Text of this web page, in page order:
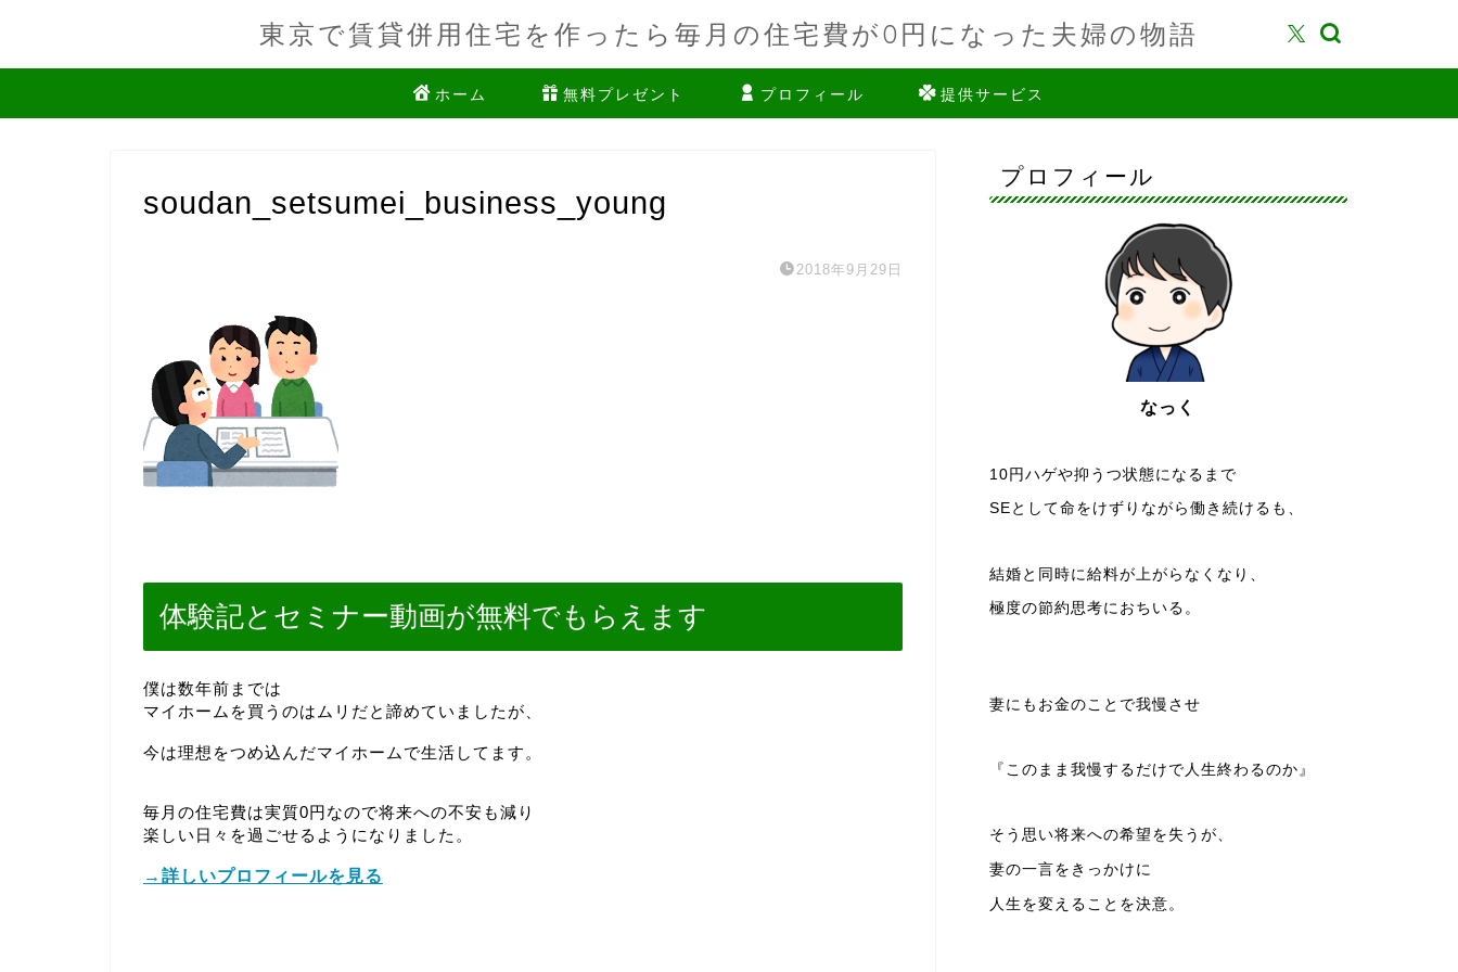
東京で賃貸併用住宅を作ったら毎月の住宅費が0円になった夫婦の物語
ホーム 無料プレゼント プロフィール 提供サービス
soudan_setsumei_business_young
2018年9月29日
体験記とセミナー動画が無料でもらえます
僕は数年前までは
マイホームを買うのはムリだと諦めていましたが、
今は理想をつめ込んだマイホームで生活してます。
毎月の住宅費は実質0円なので将来への不安も減り
楽しい日々を過ごせるようになりました。
→詳しいプロフィールを見る
プロフィール
なっく
10円ハゲや抑うつ状態になるまで
SEとして命をけずりながら働き続けるも、
結婚と同時に給料が上がらなくなり、
極度の節約思考におちいる。
妻にもお金のことで我慢させ
『このまま我慢するだけで人生終わるのか』
そう思い将来への希望を失うが、
妻の一言をきっかけに
人生を変えることを決意。